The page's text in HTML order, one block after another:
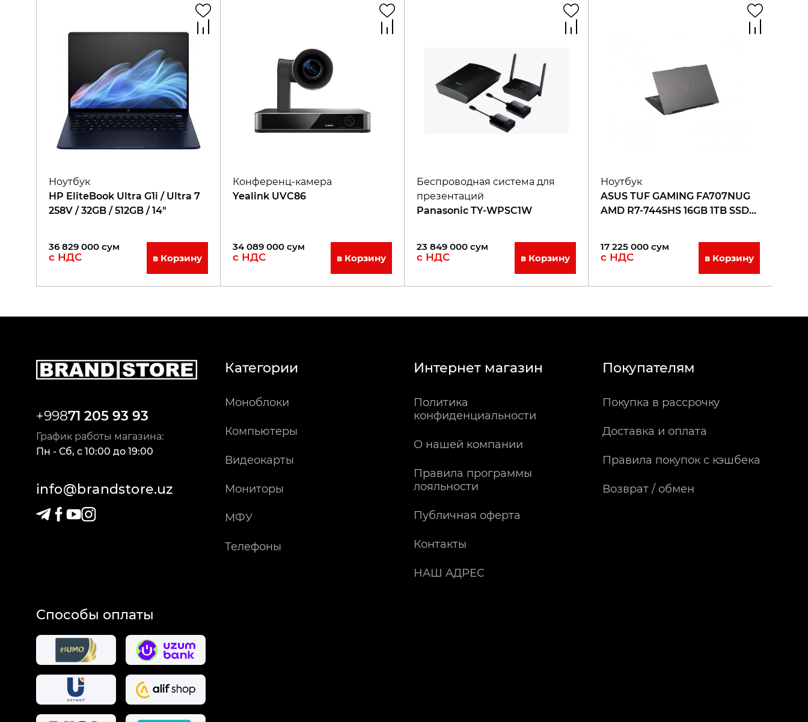
Ноутбук
HP EliteBook Ultra G1i / Ultra 7
258V / 32GB / 512GB / 14"
36 829 000 сум
с НДС в Корзину
Конференц-камера
Yealink UVC86
34 089 000 сум
с НДС в Корзину
Беспроводная система для
презентаций
Panasonic TY-WPSC1W
23 849 000 сум
с НДС в Корзину
Ноутбук
ASUS TUF GAMING FA707NUG
AMD R7-7445HS 16GB 1TB SSD
144Hz MECHA GRAY
17 225 000 сум
с НДС в Корзину
+99871 205 93 93
График работы магазина:
Пн - Сб, c 10:00 до 19:00
info@brandstore.uz
Категории
Моноблоки
Компьютеры
Видеокарты
Мониторы
МФУ
Телефоны
Интернет магазин
Политика
конфиденциальности
О нашей компании
Правила программы
лояльности
Публичная оферта
Контакты
НАШ АДРЕС
Покупателям
Покупка в рассрочку
Доставка и оплата
Правила покупок с кэшбека
Возврат / обмен
Способы оплаты